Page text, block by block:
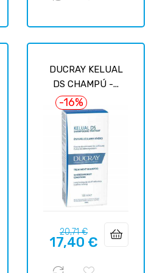
DUCRAY KELUAL
DS CHAMPÚ -...
-16%
Precio
regular
20,71 €Precio
17,40 €